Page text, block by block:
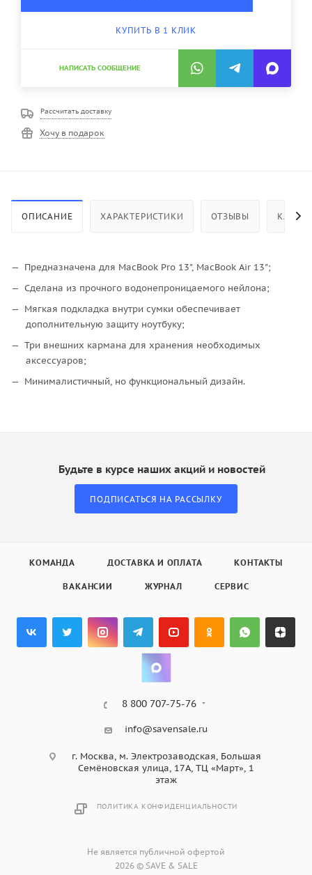
КУПИТЬ В 1 КЛИК
НАПИСАТЬ СООБЩЕНИЕ
Рассчитать доставку
Хочу в подарок
ОПИСАНИЕ ХАРАКТЕРИСТИКИ ОТЗЫВЫ КАК
Предназначена для MacBook Pro 13", MacBook Air 13";
Сделана из прочного водонепроницаемого нейлона;
Мягкая подкладка внутри сумки обеспечивает
дополнительную защиту ноутбуку;
Три внешних кармана для хранения необходимых
аксессуаров;
Минималистичный, но функциональный дизайн.
Будьте в курсе наших акций и новостей
ПОДПИСАТЬСЯ НА РАССЫЛКУ
КОМАНДА ДОСТАВКА И ОПЛАТА КОНТАКТЫ
ВАКАНСИИ ЖУРНАЛ СЕРВИС
8 800 707-75-76
info@savensale.ru
г. Москва, м. Электрозаводская, Большая
Семёновская улица, 17А, ТЦ «Март», 1
этаж
ПОЛИТИКА КОНФИДЕНЦИАЛЬНОСТИ
Не является публичной офертой
2026 © SAVE & SALE